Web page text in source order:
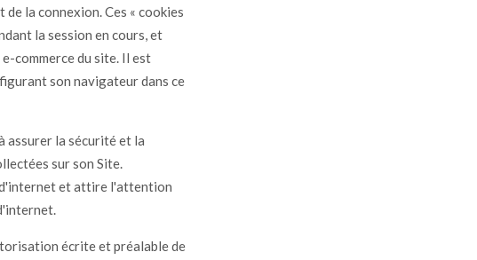
la connexion. Ces « cookies
la session en cours, et
commerce du site. Il est
son navigateur dans ce
assurer la sécurité et la
sur son Site.
d'internet et attire l'attention
écrite et préalable de